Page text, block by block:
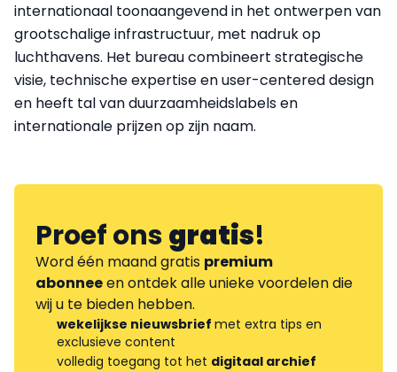
internationaal toonaangevend in het ontwerpen van
grootschalige infrastructuur, met nadruk op
luchthavens. Het bureau combineert strategische
visie, technische expertise en user-centered design
en heeft tal van duurzaamheidslabels en
internationale prijzen op zijn naam.
Proef onsgratis!
Word één maand gratis premium
abonneeen ontdek alle unieke voordelen die
wij u te bieden hebben.
wekelijkse nieuwsbrief met extra tips en
exclusieve content
volledig toegang tot het digitaal archief